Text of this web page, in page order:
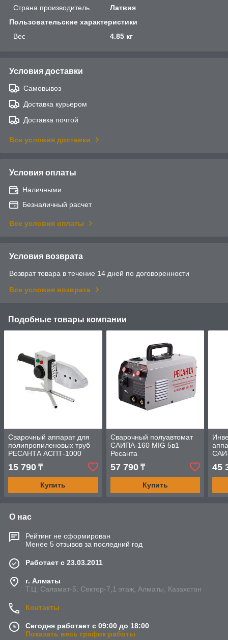
Страна производитель
Латвия
Пользовательские характеристики
Вес
4.85 кг
Условия доставки
Самовывоз
Доставка курьером
Доставка почтой
Все условия доставки
Условия оплаты
Наличными
Безналичный расчет
Все условия оплаты
Условия возврата
Возврат товара в течение 14 дней по договоренности
Все условия возврата
Подобные товары компании
Сварочный аппарат для
полипропиленовых труб
РЕСАНТА АСПТ-1000
15 790 ₸
Купить
Сварочный полуавтомат
САИПА-160 MIG 5в1
Ресанта
57 790₸
Купить
45
О нас
Рейтинг не сформирован
Менее 5 отзывов за последний год
Работает с 23.03.2011
г. Алматы
Т.Ц. Саламат-5, Cектор-7,1 этаж, Алматы, Казахстан
Контакты
Сегодня работает с 09:00 до 18:00
Показать весь график работы